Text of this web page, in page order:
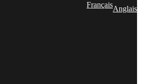
FrançaisAnglais